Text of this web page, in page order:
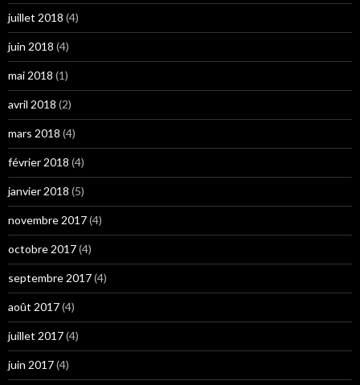
juillet 2018 (4)
juin 2018 (4)
mai 2018 (1)
avril 2018 (2)
mars 2018 (4)
février 2018 (4)
janvier 2018 (5)
novembre 2017(4)
octobre 2017(4)
septembre 2017(4)
août 2017(4)
juillet 2017(4)
juin 2017(4)